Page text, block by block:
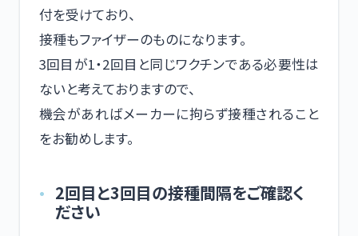
付を受けており、
接種もファイザーのものになります。
3回目が1・2回目と同じワクチンである必要性は
ないと考えておりますので、
機会があればメーカーに拘らず接種されること
をお勧めします。
2回目と3回目の接種間隔をご確認く
ださい